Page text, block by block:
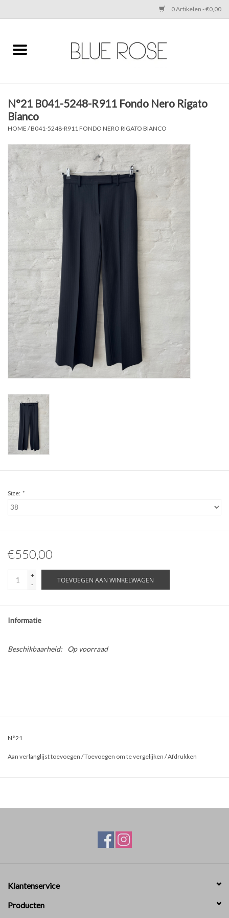
0 Artikelen - €0,00
Home
ACCESSORIES
SALE
Cadeaubonnen
BRANDS
ABOUT US
N°21 B041-5248-R911 Fondo Nero Rigato
Bianco
HOME /B041-5248-R911 FONDO NERO RIGATO BIANCO
Size: *
€550,00
+
-
TOEVOEGEN AAN WINKELWAGEN
Informatie
Beschikbaarheid: Op voorraad
N°21
Aan verlanglijst toevoegen /Toevoegen om te vergelijken /Afdrukken
Klantenservice
Producten